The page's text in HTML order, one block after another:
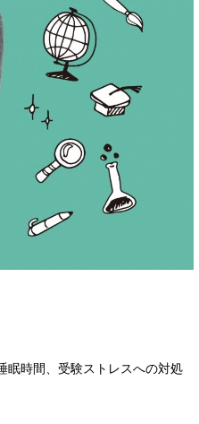
眠時間、受験ストレスへの対処